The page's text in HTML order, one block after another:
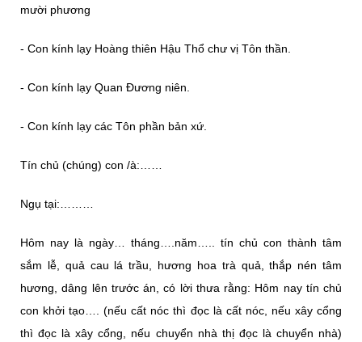
mười phương
- Con kính lạy Hoàng thiên Hậu Thổ chư vị Tôn thần.
- Con kính lạy Quan Đương niên.
- Con kính lạy các Tôn phần bản xứ.
Tín chủ (chúng) con /à:……
Ngụ tại:………
Hôm nay là ngày… tháng….năm….. tín chủ con thành tâm
sắm lễ, quả cau lá trầu, hương hoa trà quả, thắp nén tâm
hương, dâng lên trước án, có lời thưa rằng: Hôm nay tín chủ
con khởi tạo…. (nếu cất nóc thì đọc là cất nóc, nếu xây cổng
thì đọc là xây cổng, nếu chuyển nhà thị đọc là chuyển nhà)